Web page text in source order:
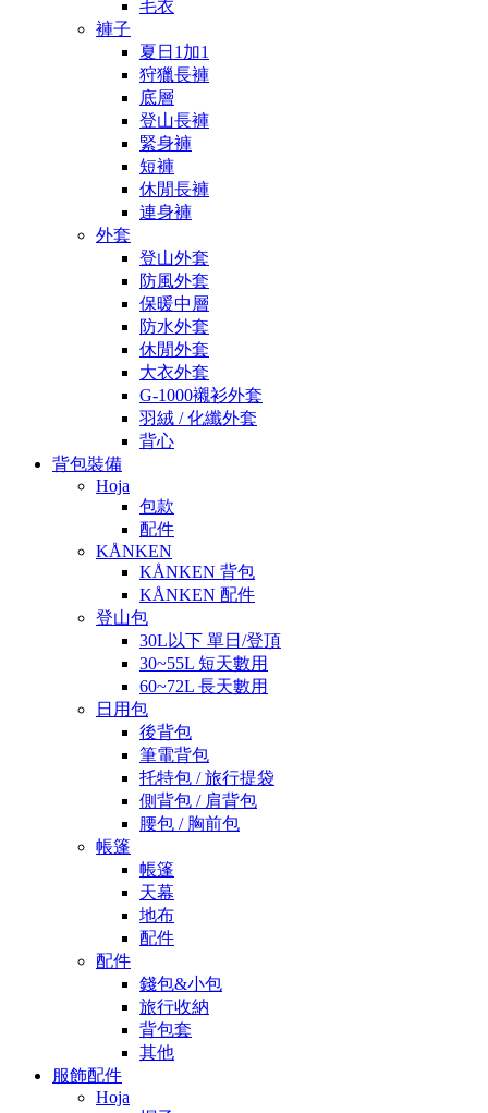
毛衣
褲子
夏日1加1
狩獵長褲
底層
登山長褲
緊身褲
短褲
休閒長褲
連身褲
外套
登山外套
防風外套
保暖中層
防水外套
休閒外套
大衣外套
G-1000襯衫外套
羽絨 / 化纖外套
背心
背包裝備
Hoja
包款
配件
KÅNKEN
KÅNKEN 背包
KÅNKEN 配件
登山包
30L以下 單日/登頂
30~55L 短天數用
60~72L 長天數用
日用包
後背包
筆電背包
托特包 / 旅行提袋
側背包 / 肩背包
腰包 / 胸前包
帳篷
帳篷
天幕
地布
配件
配件
錢包&小包
旅行收納
背包套
其他
服飾配件
Hoja